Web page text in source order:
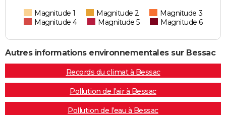
Magnitude 1 Magnitude 2
Magnitude 3
Magnitude 4
Magnitude 5 Magnitude 6
Autres informations environnementales sur Bessac
Records du climat à Bessac
Pollution de l'air à Bessac
Pollution de l'eau à Bessac